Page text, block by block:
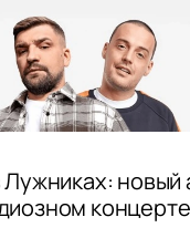
Лужниках: новый